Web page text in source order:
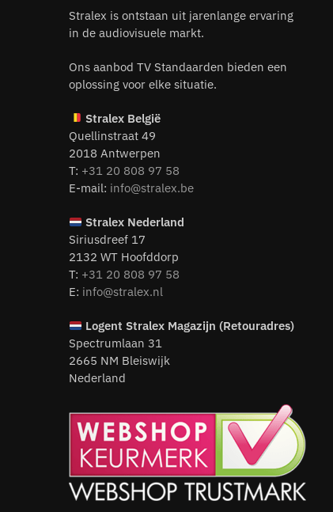
Stralex is ontstaan uit jarenlange ervaring
in de audiovisuele markt.
Ons aanbod TV Standaarden bieden een
oplossing voor elke situatie.
Stralex België
Quellinstraat 49
2018 Antwerpen
T: +31 20 808 97 58
E-mail: info@stralex.be
Stralex Nederland
Siriusdreef 17
2132 WT Hoofddorp
T: +31 20 808 97 58
E: info@stralex.nl
LogentStralex Magazijn (Retouradres)
Spectrumlaan 31
2665 NM Bleiswijk
Nederland